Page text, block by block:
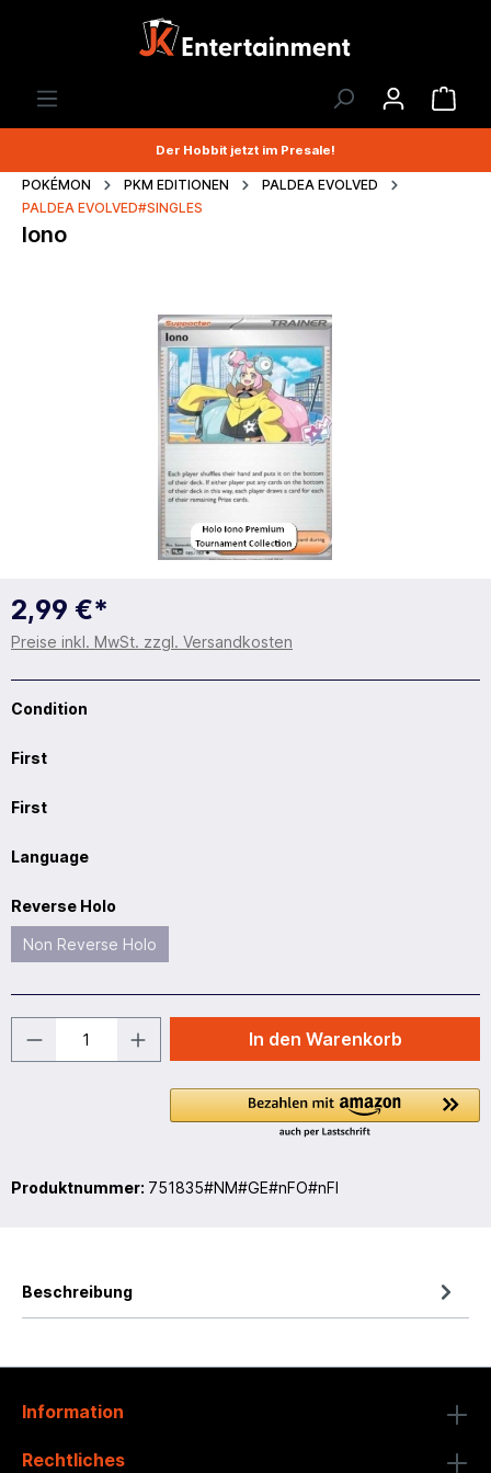
Der Hobbit jetzt im Presale!
POKÉMON PKM EDITIONEN
PALDEA EVOLVED
PALDEA EVOLVED#SINGLES
Iono
2,99 €*
Preise inkl. MwSt. zzgl. Versandkosten
Condition
First
First
Language
Reverse Holo
Non Reverse Holo
In den Warenkorb
Produktnummer: 751835#NM#GE#nFO#nFI
Beschreibung
Information
Rechtliches